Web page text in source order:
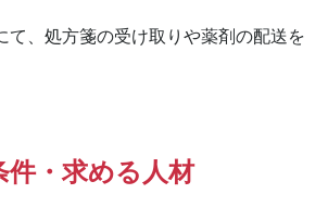
て、処方箋の受け取りや薬剤の配送を
件・求める人材